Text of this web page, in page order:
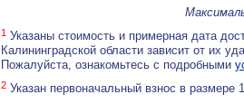
1 Указаны стоимость и примерная дата
Калининградской области зависит от их
Пожалуйста, ознакомьтесь с подробными
2 Указан первоначальный взнос в